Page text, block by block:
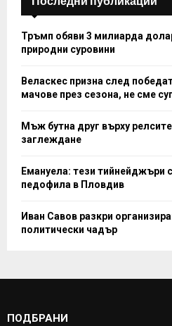
Тръмп обяви 3 милиарда
природни суровини
Веласкес призна след
мачове през сезона, не сме
Мъж бутна друг върху
заглеждане
Емануела: тези тийнейджъри
педофила в Пловдив
Иван Савов разкри
политически чадър
ПОДБРАНИ